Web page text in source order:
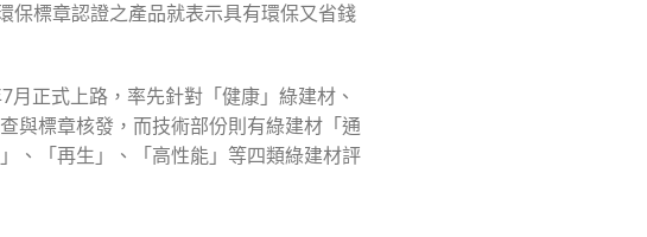
保標章認證之產品就表示具有環保又省錢
正式上路，率先針對「健康」綠建材、
與標章核發，而技術部份則有綠建材「通
、「再生」、「高性能」等四類綠建材評